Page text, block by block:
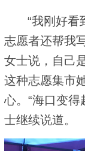
“我刚好看
志愿者还帮我
女士说，自己
这种志愿集市
心。“海口变
士继续说道。